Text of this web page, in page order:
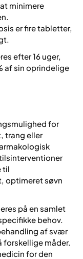
minimere
er fire tabletter,
efter 16 uger,
af sin oprindelige
for
trang eller
til
optimeret søvn
på en samlet
behov.
af svær
måder.
for den